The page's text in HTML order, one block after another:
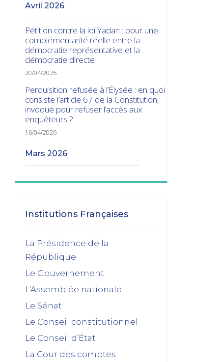
avril 2026
Pétition contre la loi Yadan : pour une
complémentarité réelle entre la
démocratie représentative et la
démocratie directe
20/04/2026
Perquisition refusée à l’Élysée : en quoi
consiste l’article 67 de la Constitution,
invoqué pour refuser l’accès aux
enquêteurs ?
16/04/2026
mars 2026
Les transitions gouvernementales
janvier 2026
Dissolution ? Probabilité faible et risque
fort
15/01/2026
Feuilleton budgétaire : un 49, 3 sinon
novembre 2025
Institutions Françaises
La Présidence de la
République
Le Gouvernement
L’Assemblée nationale
Le Sénat
Le Conseil constitutionnel
Le Conseil d’État
La Cour des comptes